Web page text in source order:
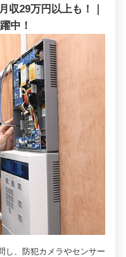
収29万円以上も！｜
中！
し、防犯カメラやセンサー